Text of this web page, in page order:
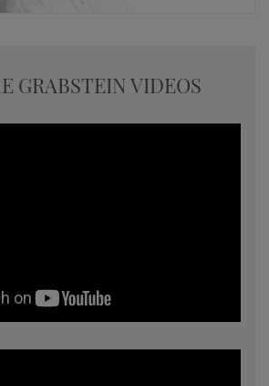
GRABSTEIN VIDEOS